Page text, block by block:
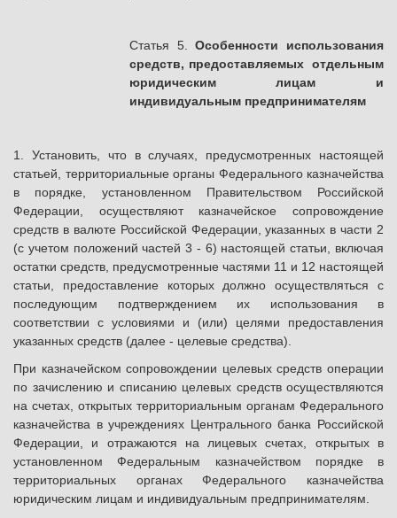
Статья 5.Особенности использования
средств, предоставляемых отдельным
юридическим лицам и
индивидуальным предпринимателям
1. Установить, что в случаях, предусмотренных настоящей
статьей, территориальные органы Федерального казначейства
в порядке, установленном Правительством Российской
Федерации, осуществляют казначейское сопровождение
средств в валюте Российской Федерации, указанных в части 2
(с учетом положений частей 3 - 6) настоящей статьи, включая
остатки средств, предусмотренные частями 11 и 12 настоящей
статьи, предоставление которых должно осуществляться с
последующим подтверждением их использования в
соответствии с условиями и (или) целями предоставления
указанных средств (далее - целевые средства).
При казначейском сопровождении целевых средств операции
по зачислению и списанию целевых средств осуществляются
на счетах, открытых территориальным органам Федерального
казначейства в учреждениях Центрального банка Российской
Федерации, и отражаются на лицевых счетах, открытых в
установленном Федеральным казначейством порядке в
территориальных органах Федерального казначейства
юридическим лицам и индивидуальным предпринимателям.